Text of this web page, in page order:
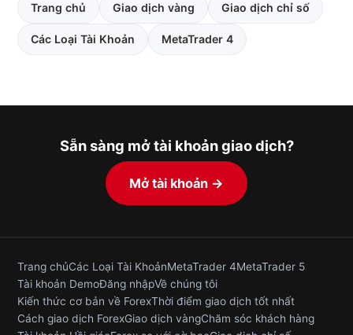
Trang chủ Giao dịch vàng Giao dịch chỉ số
Các Loại Tài Khoản MetaTrader 4
Sẵn sàng mở tài khoản giao dịch?
Mở tài khoản →
Trang chủCác Loại Tài KhoảnMetaTrader 4MetaTrader 5
Tài khoản DemoĐăng nhậpVề chúng tôi
Kiến thức cơ bản về ForexThời điểm giao dịch tốt nhất
Cách giao dịch ForexGiao dịch vàngChăm sóc khách hàng